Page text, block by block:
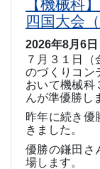
【機械科
四国大会
2026年8月6
７月３１日
のづくりコン
おいて機械科
んが準優勝し
昨年に続き優
きました。
優勝の鎌田さ
場します。